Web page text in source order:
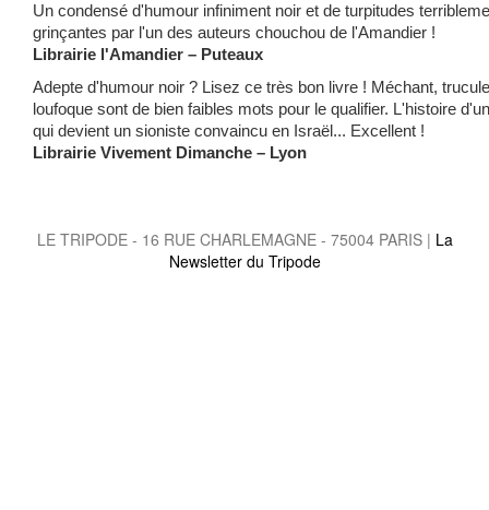
Un condensé d'humour infiniment noir et de turpitudes
grinçantes par l'un des auteurs chouchou de l'Amandier !
Librairie l'Amandier – Puteaux
Adepte d'humour noir ? Lisez ce très bon livre ! Méchant,
loufoque sont de bien faibles mots pour le qualifier. L'histoire
qui devient un sioniste convaincu en Israël... Excellent !
Librairie Vivement Dimanche – Lyon
LE TRIPODE - 16 RUE CHARLEMAGNE - 75004 PARIS | La
Newsletter du Tripode